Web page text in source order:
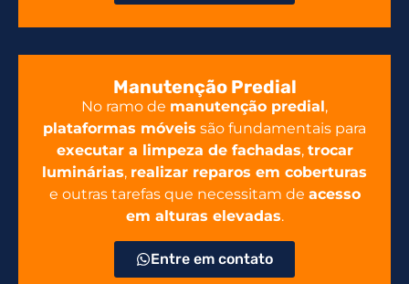
Manutenção Predial
No ramo de manutenção predial,
plataformas móveis são fundamentais para
executar a limpeza de fachadas, trocar
luminárias, realizar reparos em coberturas
e outras tarefas que necessitam de acesso
em alturas elevadas.
Entre em contato